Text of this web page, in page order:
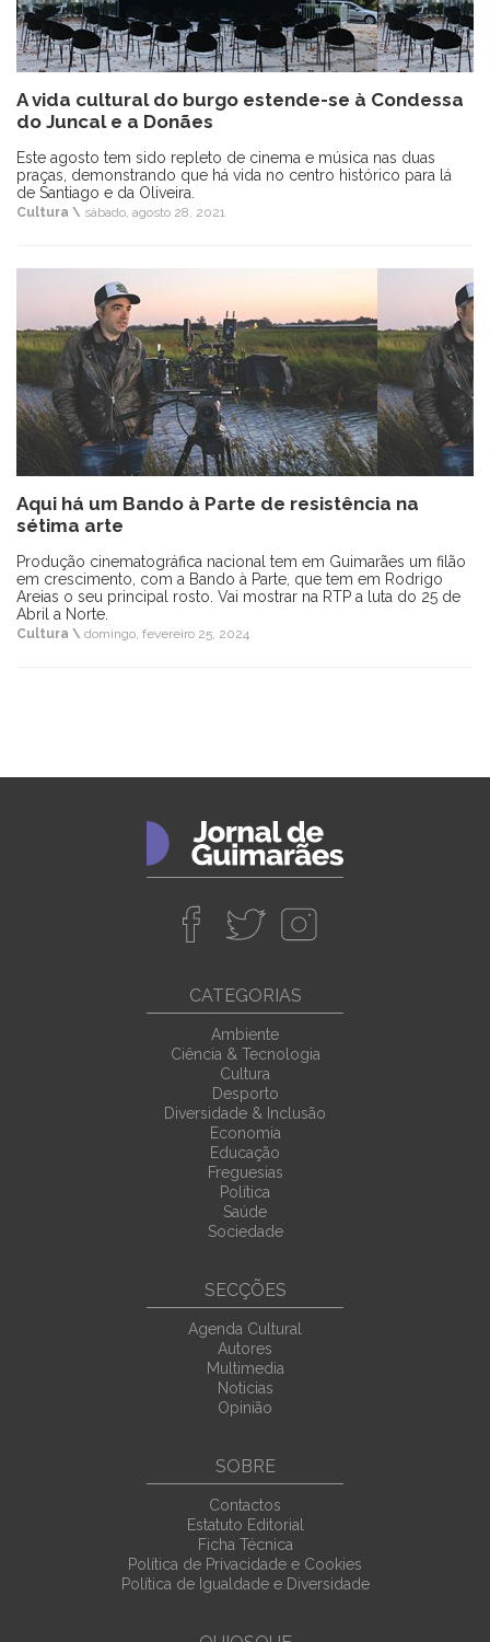
A vida cultural do burgo estende-se à Condessa
do Juncal e a Donães
Este agosto tem sido repleto de cinema e música nas duas
praças, demonstrando que há vida no centro histórico para lá
de Santiago e da Oliveira.
Cultura \ sábado, agosto 28, 2021
Aqui há um Bando à Parte de resistência na
sétima arte
Produção cinematográfica nacional tem em Guimarães um filão
em crescimento, com a Bando à Parte, que tem em Rodrigo
Areias o seu principal rosto. Vai mostrar na RTP a luta do 25 de
Abril a Norte.
Cultura \ domingo, fevereiro 25, 2024
CATEGORIAS
Ambiente
Ciência & Tecnologia
Cultura
Desporto
Diversidade & Inclusão
Economia
Educação
Freguesias
Política
Saúde
Sociedade
SECÇÕES
Agenda Cultural
Autores
Multimedia
Noticias
Opinião
SOBRE
Contactos
Estatuto Editorial
Ficha Técnica
Política de Privacidade e Cookies
Política de Igualdade e Diversidade